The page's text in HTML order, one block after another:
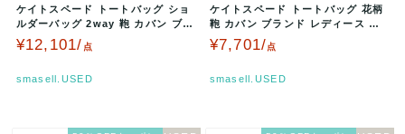
ケイトスペード トートバッグ ショ
ルダーバッグ 2way 鞄 カバン ブラ
ンド レディース ブルー …
¥12,101/ 点
smasell.USED
ケイトスペード トートバッグ 花柄
鞄 カバン ブランド レディース ピ
ンク Kate Spade …
¥7,701/点
smasell.USED